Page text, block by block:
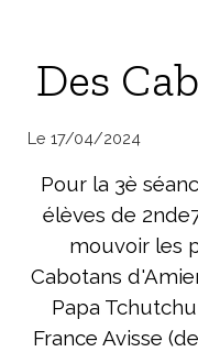
Des
Le 17/04/2024
Pour la 3è
élèves de
mouvoir les
Cabotans
Papa
France Avisse